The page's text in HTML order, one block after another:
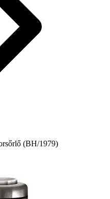
(BH/1979)